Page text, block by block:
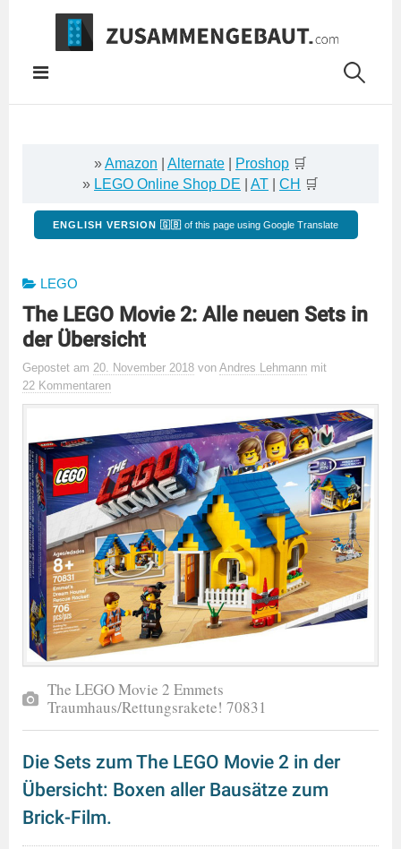
Springe
Inhalt
»Amazon Alternate Proshop 🛒
» LEGO Online Shop DE AT CH 🛒
ENGLISH VERSION 🇬🇧 of this page using Google Translate
LEGO
The LEGO Movie 2: Alle neuen Sets in
der Übersicht
Gepostet am 20. November 2018 von Andres Lehmann mit
22 Kommentaren
The LEGO Movie 2 Emmets
Traumhaus/Rettungsrakete! 70831
Die Sets zum The LEGO Movie 2 in der
Übersicht: Boxen aller Bausätze zum
Brick-Film.